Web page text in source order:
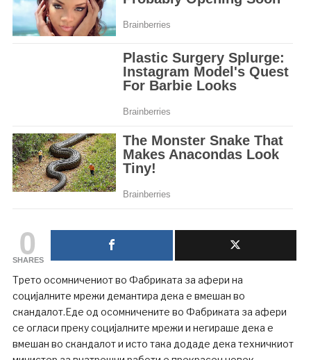
0
SHARES
Трето осомничениот во Фабриката за афери на
социјалните мрежи демантира дека е вмешан во
скандалот.Еде од осомничените во Фабриката за афери
се огласи преку социјалните мрежи и негираше дека е
вмешан во скандалот и исто така додаде дека техничкиот